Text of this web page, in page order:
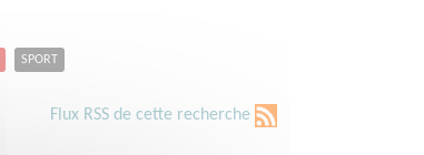
SPORT
Flux RSS de cette recherche